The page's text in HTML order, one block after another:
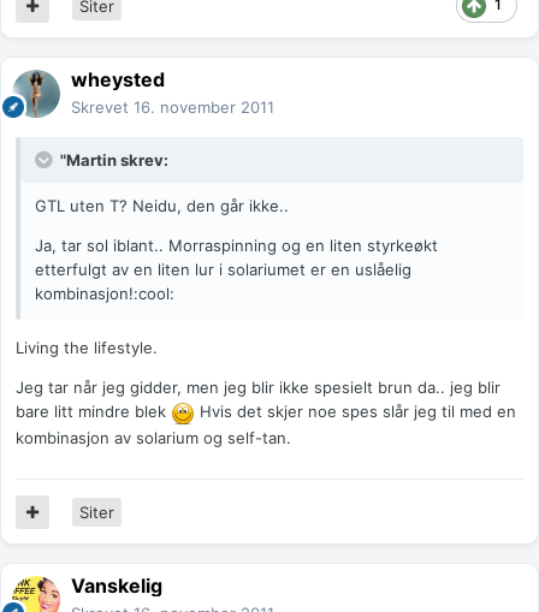
1
Siter
wheysted
Skrevet 16. november 2011
"Martin skrev:
GTL uten T? Neidu, den går ikke..
Ja, tar sol iblant.. Morraspinning og en liten styrkeøkt
etterfulgt av en liten lur i solariumet er en uslåelig
kombinasjon!:cool:
Living the lifestyle.
Jeg tar når jeg gidder, men jeg blir ikke spesielt brun da.. jeg blir
bare litt mindre blek
Hvis det skjer noe spes slår jeg til med en
kombinasjon av solarium og self-tan.
Siter
Vanskelig